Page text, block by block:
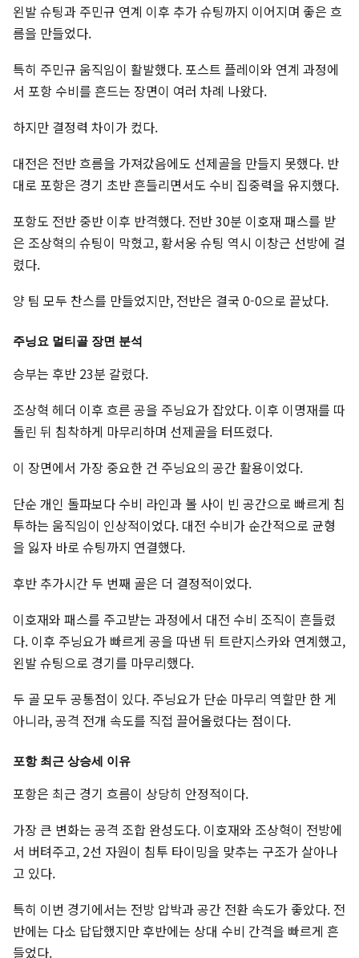
왼발 슈팅과 주민규 연계 이후 추가 슈팅까지 이어지며 좋은 흐
름을 만들었다.
특히 주민규 움직임이 활발했다. 포스트 플레이와 연계 과정에
서 포항 수비를 흔드는 장면이 여러 차례 나왔다.
하지만 결정력 차이가 컸다.
대전은 전반 흐름을 가져갔음에도 선제골을 만들지 못했다. 반
대로 포항은 경기 초반 흔들리면서도 수비 집중력을 유지했다.
포항도 전반 중반 이후 반격했다. 전반 30분 이호재 패스를 받
은 조상혁의 슈팅이 막혔고, 황서웅 슈팅 역시 이창근 선방에 걸
렸다.
양 팀 모두 찬스를 만들었지만, 전반은 결국 0-0으로 끝났다.
주닝요 멀티골 장면 분석
승부는 후반 23분 갈렸다.
조상혁 헤더 이후 흐른 공을 주닝요가 잡았다. 이후 이명재를 따
돌린 뒤 침착하게 마무리하며 선제골을 터뜨렸다.
이 장면에서 가장 중요한 건 주닝요의 공간 활용이었다.
단순 개인 돌파보다 수비 라인과 볼 사이 빈 공간으로 빠르게 침
투하는 움직임이 인상적이었다. 대전 수비가 순간적으로 균형
을 잃자 바로 슈팅까지 연결했다.
후반 추가시간 두 번째 골은 더 결정적이었다.
이호재와 패스를 주고받는 과정에서 대전 수비 조직이 흔들렸
다. 이후 주닝요가 빠르게 공을 따낸 뒤 트란지스카와 연계했고,
왼발 슈팅으로 경기를 마무리했다.
두 골 모두 공통점이 있다. 주닝요가 단순 마무리 역할만 한 게
아니라, 공격 전개 속도를 직접 끌어올렸다는 점이다.
포항 최근 상승세 이유
포항은 최근 경기 흐름이 상당히 안정적이다.
가장 큰 변화는 공격 조합 완성도다. 이호재와 조상혁이 전방에
서 버텨주고, 2선 자원이 침투 타이밍을 맞추는 구조가 살아나
고 있다.
특히 이번 경기에서는 전방 압박과 공간 전환 속도가 좋았다. 전
반에는 다소 답답했지만 후반에는 상대 수비 간격을 빠르게 흔
들었다.